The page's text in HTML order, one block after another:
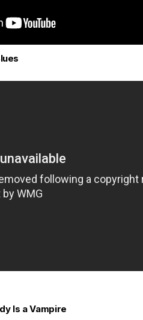
Is a Vampire